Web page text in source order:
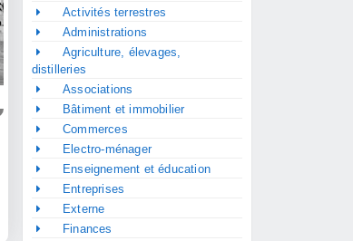
Activités terrestres
Administrations
Agriculture, élevages,
distilleries
Associations
Bâtiment et immobilier
Commerces
Electro-ménager
Enseignement et éducation
Entreprises
Externe
Finances